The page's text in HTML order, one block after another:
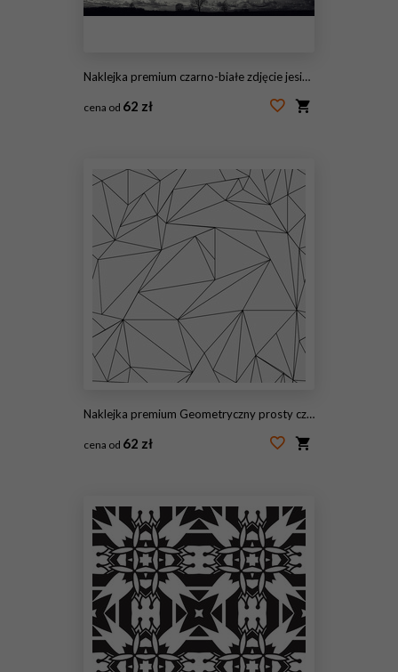
Naklejka premium czarno-białe zdjęcie jesień krajobraz
cena od 62 zł
Naklejka premium Geometryczny prosty czarno-biały wzór minimalistyczny, trójkąty lub witraże. Może być używany jako tapeta, tło lub tekstura.
cena od 62 zł